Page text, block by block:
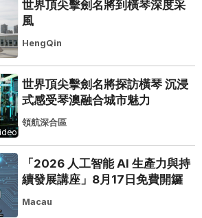
世界頂尖擊劍名將到橫琴深度采
風
HengQin
世界頂尖擊劍名將探訪橫琴 沉浸
式感受琴澳融合城市魅力
領航深合區
「2026 人工智能 AI 生產力與持
續發展講座」8月17日免費開鑼
Macau